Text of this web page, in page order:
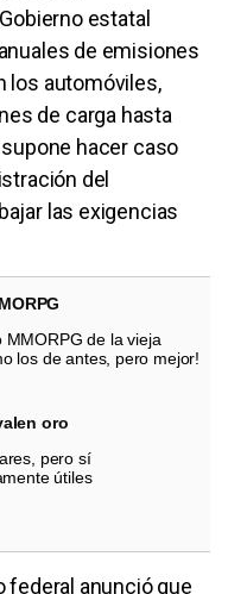
estatal
de emisiones
los automóviles,
de carga hasta
hacer caso
del
las exigencias
MMORPG de la vieja
los de antes, pero mejor!
oro
pero sí
útiles
federal anunció que